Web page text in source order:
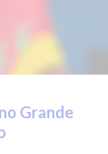
Grande